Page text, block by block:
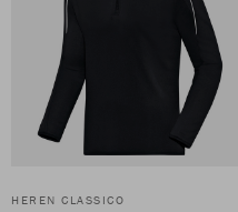
HEREN CLASSICO